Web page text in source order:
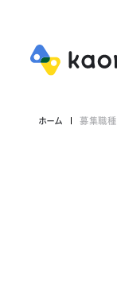
ホーム 募集職種